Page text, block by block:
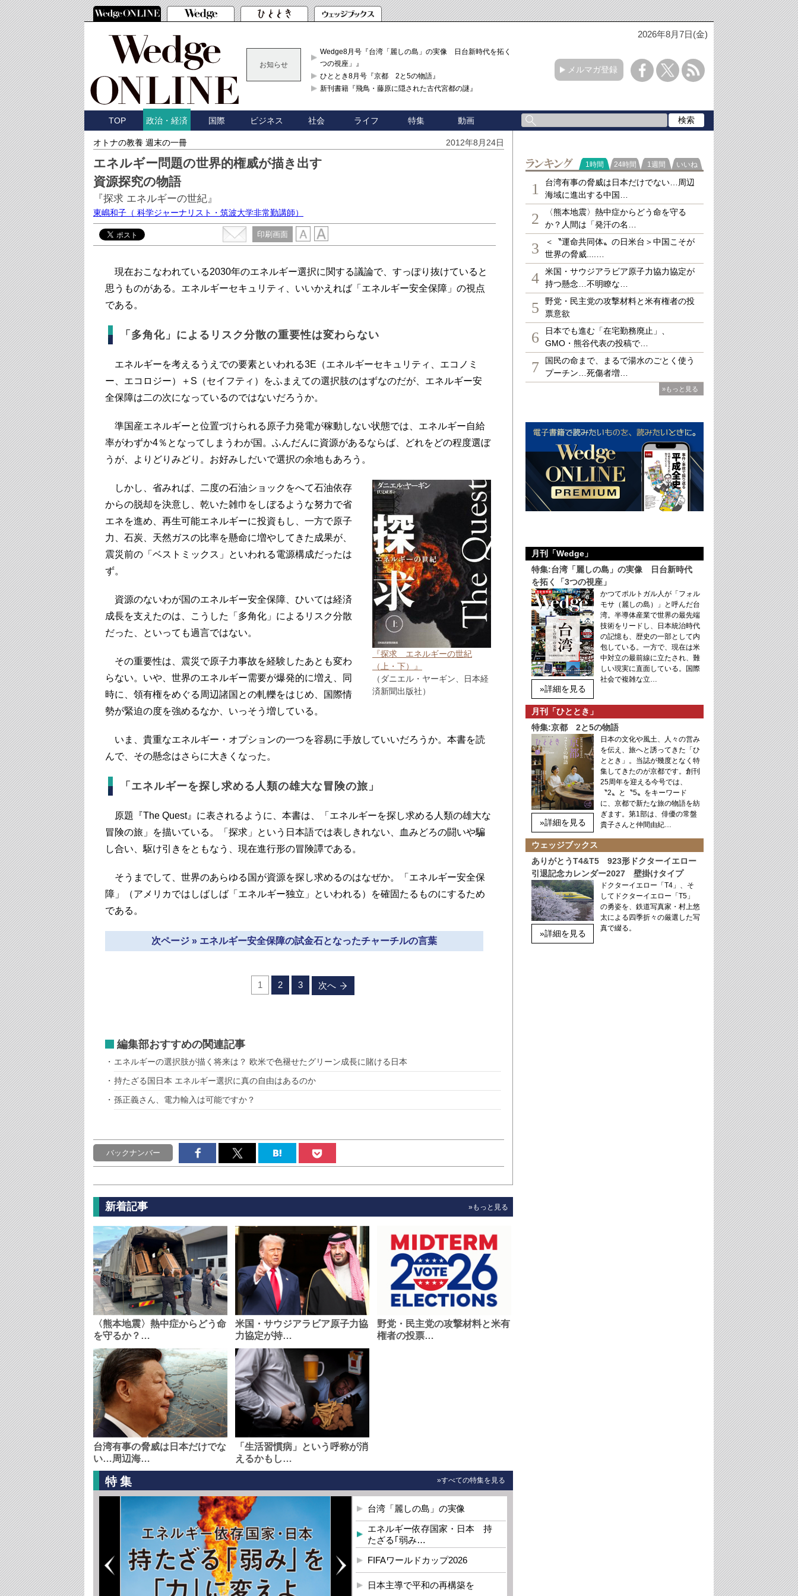
2026年8月7日(金)
お知らせ
Wedge8月号『台湾「麗しの島」の実像 日台新時代を拓く「3
つの視座」』
ひととき8月号『京都 2と5の物語』
新刊書籍『飛鳥・藤原に隠された古代宮都の謎』
メルマガ登録
TOP 政治・経済 国際 ビジネス 社会 ライフ 特集 動画
オトナの教養 週末の一冊 2012年8月24日
エネルギー問題の世界的権威が描き出す
資源探究の物語
『探求 エネルギーの世紀』
東嶋和子 （ 科学ジャーナリスト・筑波大学非常勤講師）
印刷画面
現在おこなわれている2030年のエネルギー選択に関する議論で、すっぽり抜けていると
思うものがある。エネルギーセキュリティ、いいかえれば「エネルギー安全保障」の視点
である。
「多角化」によるリスク分散の重要性は変わらない
エネルギーを考えるうえでの要素といわれる3E（エネルギーセキュリティ、エコノミ
ー、エコロジー）＋S（セイフティ）をふまえての選択肢のはずなのだが、エネルギー安
全保障は二の次になっているのではないだろうか。
準国産エネルギーと位置づけられる原子力発電が稼動しない状態では、エネルギー自給
率がわずか4％となってしまうわが国。ふんだんに資源があるならば、どれをどの程度選ぼ
うが、よりどりみどり。お好みしだいで選択の余地もあろう。
『探求 エネルギーの世紀
（上・下）』
（ダニエル・ヤーギン、日本経
済新聞出版社）
しかし、省みれば、二度の石油ショックをへて石油依存
からの脱却を決意し、乾いた雑巾をしぼるような努力で省
エネを進め、再生可能エネルギーに投資もし、一方で原子
力、石炭、天然ガスの比率を懸命に増やしてきた成果が、
震災前の「ベストミックス」といわれる電源構成だったは
ず。
資源のないわが国のエネルギー安全保障、ひいては経済
成長を支えたのは、こうした「多角化」によるリスク分散
だった、といっても過言ではない。
その重要性は、震災で原子力事故を経験したあとも変わ
らない。いや、世界のエネルギー需要が爆発的に増え、同
時に、領有権をめぐる周辺諸国との軋轢をはじめ、国際情
勢が緊迫の度を強めるなか、いっそう増している。
いま、貴重なエネルギー・オプションの一つを容易に手放していいだろうか。本書を読
んで、その懸念はさらに大きくなった。
「エネルギーを探し求める人類の雄大な冒険の旅」
原題『The Quest』に表されるように、本書は、「エネルギーを探し求める人類の雄大な
冒険の旅」を描いている。「探求」という日本語では表しきれない、血みどろの闘いや騙
し合い、駆け引きをともなう、現在進行形の冒険譚である。
そうまでして、世界のあらゆる国が資源を探し求めるのはなぜか。「エネルギー安全保
障」（アメリカではしばしば「エネルギー独立」といわれる）を確固たるものにするため
である。
次ページ » エネルギー安全保障の試金石となったチャーチルの言葉
1 2 3 次へ
編集部おすすめの関連記事
エネルギーの選択肢が描く将来は？ 欧米で色褪せたグリーン成長に賭ける日本
持たざる国日本 エネルギー選択に真の自由はあるのか
孫正義さん、電力輸入は可能ですか？
バックナンバー
新着記事 »もっと見る
〈熊本地震〉熱中症からどう命
を守るか？…
米国・サウジアラビア原子力協
力協定が持…
野党・民主党の攻撃材料と米有
権者の投票…
台湾有事の脅威は日本だけでな
い…周辺海…
「生活習慣病」という呼称が消
えるかもし…
特集 »すべての特集を見る
台湾「麗しの島」の実像
エネルギー依存国家・日本 持
たざる｢弱み…
FIFAワールドカップ2026
日本主導で平和の再構築を
ランキング
1時間 24時間 1週間 いいね
1
台湾有事の脅威は日本だけでない…周辺
海域に進出する中国…
2
〈熊本地震〉熱中症からどう命を守る
か？人間は「発汗の名…
3
＜〝運命共同体〟の日米台＞中国こそが
世界の脅威....…
4
米国・サウジアラビア原子力協力協定が
持つ懸念…不明瞭な…
5
野党・民主党の攻撃材料と米有権者の投
票意欲
6
日本でも進む「在宅勤務廃止」、
GMO・熊谷代表の投稿で…
7
国民の命まで、まるで湯水のごとく使う
プーチン…死傷者増…
»もっと見る
月刊「Wedge」
特集:台湾「麗しの島」の実像 日台新時代
を拓く「3つの視座」
»詳細を見る
かつてポルトガル人が「フォル
モサ（麗しの島）」と呼んだ台
湾。半導体産業で世界の最先端
技術をリードし、日本統治時代
の記憶も、歴史の一部として内
包している。一方で、現在は米
中対立の最前線に立たされ、難
しい現実に直面している。国際
社会で複雑な立…
月刊「ひととき」
特集:京都 2と5の物語
»詳細を見る
日本の文化や風土、人々の営み
を伝え、旅へと誘ってきた「ひ
ととき」。当誌が幾度となく特
集してきたのが京都です。創刊
25周年を迎える今号では、
〝2〟と〝5〟をキーワード
に、京都で新たな旅の物語を紡
ぎます。第1部は、俳優の常盤
貴子さんと仲間由紀…
ウェッジブックス
ありがとうT4&T5 923形ドクターイエロー
引退記念カレンダー2027 壁掛けタイプ
»詳細を見る
ドクターイエロー「T4」、そ
してドクターイエロー「T5」
の勇姿を、鉄道写真家・村上悠
太による四季折々の厳選した写
真で綴る。